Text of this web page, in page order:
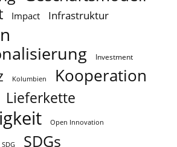
Impact Infrastruktur
Investment
Kolumbien Kooperation
Lieferkette
Open Innovation
SDG SDGs